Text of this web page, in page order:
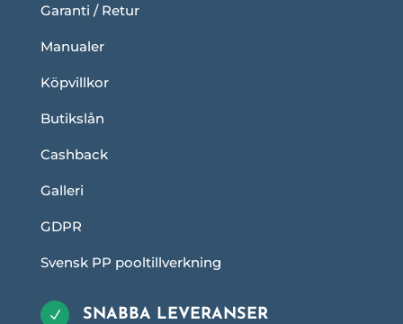
Garanti / Retur
Manualer
Köpvillkor
Butikslån
Cashback
Galleri
GDPR
Svensk PP pooltillverkning
N SNABBA LEVERANSER